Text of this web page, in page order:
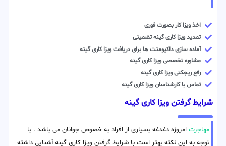
اخذ ویزا کار بصورت فوری
تمدید ویزا کاری گینه تضمینی
آماده سازی داکیومنت ها برای دریافت ویزا کاری گینه
مشاوره تخصصی ویزا کاری گینه
رفع ریجکتی ویزا کاری گینه
تماس با کارشناسان ویزا کاری گینه
شرایط گرفتن ویزا کاری گینه
مهاجرت امروزه دغدغه بسیاری از افراد به خصوص جوانان می باشد . با
توجه به این نکته بهتر است با شرایط گرفتن ویزا کاری گینه آشنایی داشته